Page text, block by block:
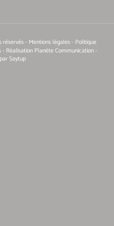
réservés - Mentions légales- Politique
- Réalisation Planète Communication-
Saytup